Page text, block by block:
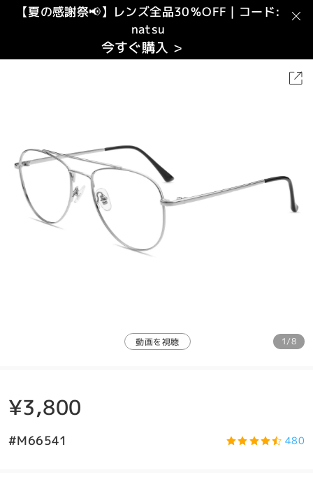
【夏の感謝祭📢】レンズ全品30％OFF｜コード:
natsu
今すぐ購入 >
動画を視聴 1/8
¥3,800
#M66541 480